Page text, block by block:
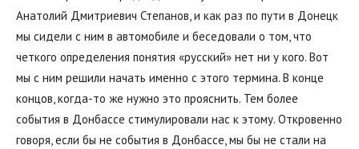
Анатолий Дмитриевич Степанов, и как раз по пути в Донецк
мы сидели с ним в автомобиле и беседовали о том, что
четкого определения понятия «русский» нет ни у кого. Вот
мы с ним решили начать именно с этого термина. В конце
концов, когда-то же нужно это прояснить. Тем более
события в Донбассе стимулировали нас к этому. Откровенно
говоря, если бы не события в Донбассе, мы бы не стали на